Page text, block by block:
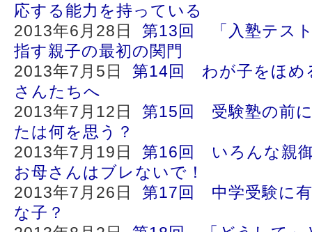
応する能力を持っている
2013年6月28日 第13回 「入塾テス
指す親子の最初の関門
2013年7月5日 第14回 わが子をほめ
さんたちへ
2013年7月12日 第15回 受験塾の前
たは何を思う？
2013年7月19日 第16回 いろんな親
お母さんはブレないで！
2013年7月26日 第17回 中学受験に
な子？